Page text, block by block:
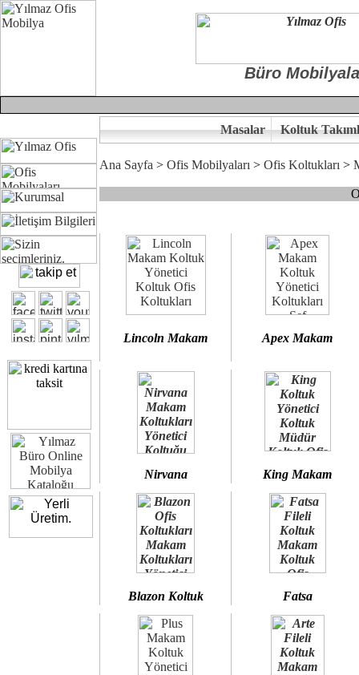
Büro
Ofisinizin dekorasyonunda ergonomi ve kaliteye önem
Çünkü sitemizde bulunan seçkin bürosit, goldsit ve modern
Size yakışan ofis koltuk tasarımına gelin birlikte karar verelim.
Kalite ve ergonomiyi arıyanların tercihi...Yılmaz Büro Mobilya
Masalar Koltuk
Ana Sayfa > Ofis Mobilyaları > Ofis Koltukları >
Lincoln Makam Apex Makam
Nirvana King Makam
Blazon Koltuk Fatsa